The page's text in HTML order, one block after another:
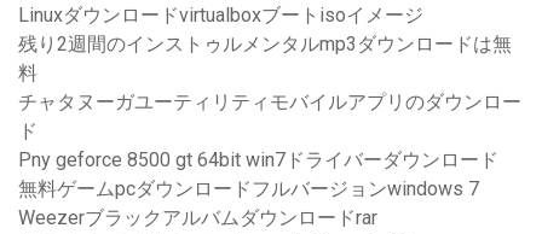
Linuxダウンロードvirtualboxブートisoイメージ
残り2週間のインストゥルメンタルmp3ダウンロードは無
料
チャタヌーガユーティリティモバイルアプリのダウンロー
ド
Pny geforce 8500 gt 64bit win7ドライバーダウンロード
無料ゲームpcダウンロードフルバージョンwindows 7
Weezerブラックアルバムダウンロードrar